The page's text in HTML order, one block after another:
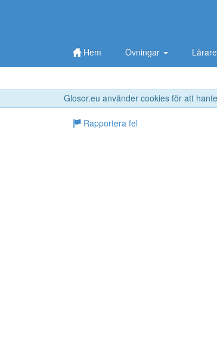
Glosor.eu använder cookies för att
Hem Övningar Lärare
Rapportera fel